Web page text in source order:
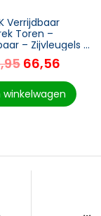
Verrijdbaar
Toren –
– Zijvleugels –
– Voor
– Grijs
66,56
winkelwagen